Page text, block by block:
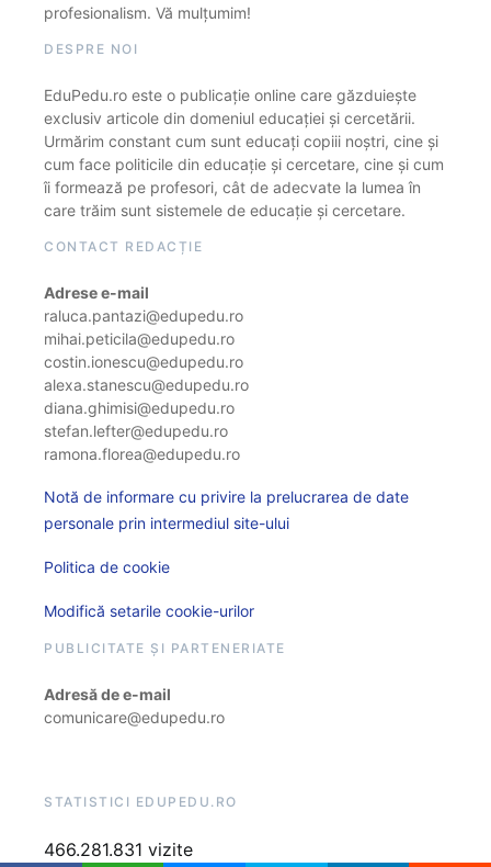
profesionalism. Vă mulțumim!
DESPRE NOI
EduPedu.ro este o publicație online care găzduiește
exclusiv articole din domeniul educației și cercetării.
Urmărim constant cum sunt educați copiii noștri, cine și
cum face politicile din educație și cercetare, cine și cum
îi formează pe profesori, cât de adecvate la lumea în
care trăim sunt sistemele de educație și cercetare.
CONTACT REDACȚIE
Adrese e-mail
raluca.pantazi@edupedu.ro
mihai.peticila@edupedu.ro
costin.ionescu@edupedu.ro
alexa.stanescu@edupedu.ro
diana.ghimisi@edupedu.ro
stefan.lefter@edupedu.ro
ramona.florea@edupedu.ro
Notă de informare cu privire la prelucrarea de date
personale prin intermediul site-ului
Politica de cookie
Modifică setarile cookie-urilor
PUBLICITATE ȘI PARTENERIATE
Adresă de e-mail
comunicare@edupedu.ro
STATISTICI EDUPEDU.RO
466.281.831 vizite